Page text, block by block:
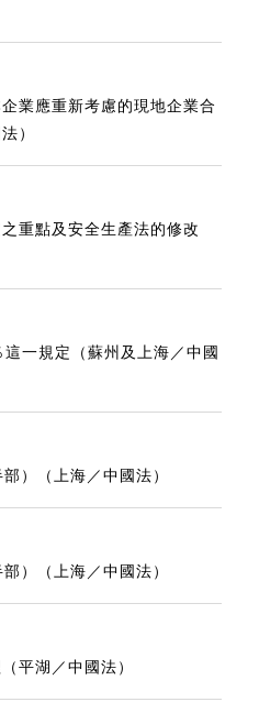
業應重新考慮的現地企業合
）
重點及安全生產法的修改
一規定（蘇州及上海／中國
）（上海／中國法）
）（上海／中國法）
平湖／中國法）